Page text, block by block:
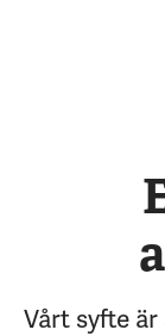
Vårt syfte